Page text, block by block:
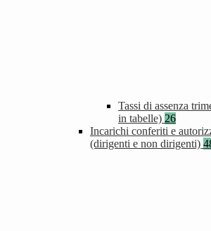
Tassi di assenza
in tabelle) 26
Incarichi conferiti e
(dirigenti e non dirigenti)